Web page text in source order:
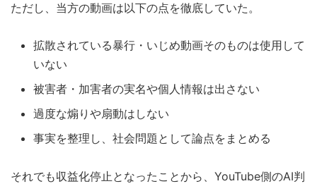
ただし、当方の動画は以下の点を徹底していた。
拡散されている暴行・いじめ動画そのものは使用して
いない
被害者・加害者の実名や個人情報は出さない
過度な煽りや扇動はしない
事実を整理し、社会問題として論点をまとめる
それでも収益化停止となったことから、YouTube側のAI判